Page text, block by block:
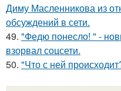
Диму Масленникова из
обсуждений в сети.
49. "Федю понесло! " -
взорвал соцсети.
50. "Что с ней